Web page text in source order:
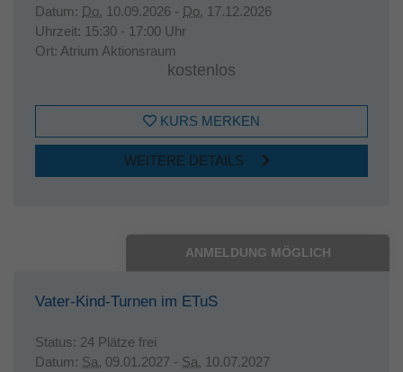
Datum: Do. 10.09.2026 - Do. 17.12.2026
Uhrzeit: 15:30 - 17:00 Uhr
Ort: Atrium Aktionsraum
kostenlos
KURS MERKEN
WEITERE DETAILS
ANMELDUNG MÖGLICH
Vater-Kind-Turnen im ETuS
Status: 24 Plätze frei
Datum: Sa. 09.01.2027 - Sa. 10.07.2027